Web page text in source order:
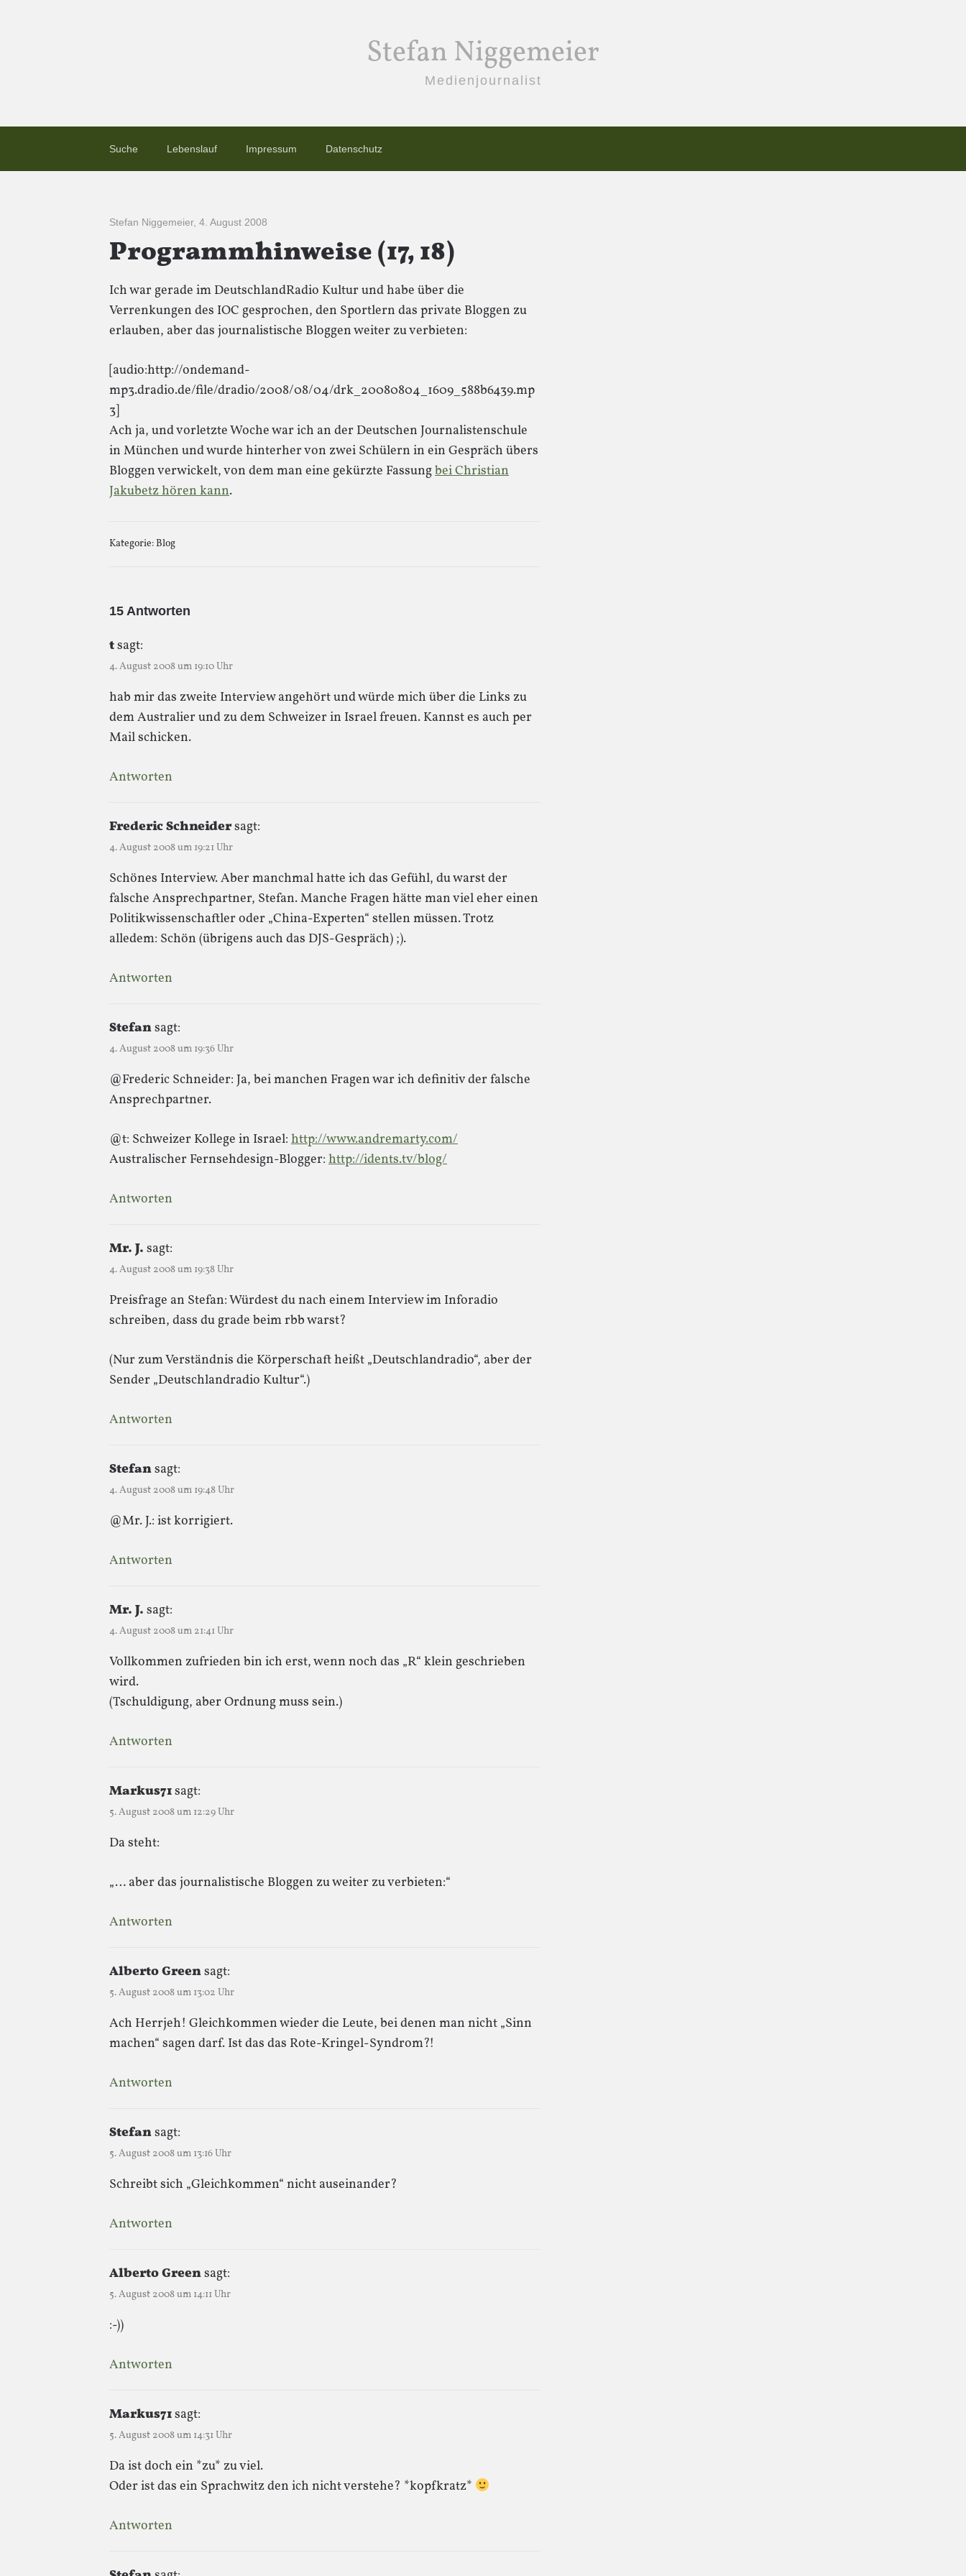
Stefan Niggemeier
Medienjournalist
Suche Lebenslauf Impressum Datenschutz
Stefan Niggemeier, 4. August 2008
Programmhinweise (17, 18)
Ich war gerade im DeutschlandRadio Kultur und habe über die
Verrenkungen des IOC gesprochen, den Sportlern das private Bloggen zu
erlauben, aber das journalistische Bloggen weiter zu verbieten:
[audio:http://ondemand-
mp3.dradio.de/file/dradio/2008/08/04/drk_20080804_1609_588b6439.mp
3]
Ach ja, und vorletzte Woche war ich an der Deutschen Journalistenschule
in München und wurde hinterher von zwei Schülern in ein Gespräch übers
Bloggen verwickelt, von dem man eine gekürzte Fassungbei Christian
Jakubetz hören kann.
Kategorie:Blog
15 Antworten
tsagt:
4. August 2008 um 19:10 Uhr
hab mir das zweite Interview angehört und würde mich über die Links zu
dem Australier und zu dem Schweizer in Israel freuen. Kannst es auch per
Mail schicken.
Antworten
Frederic Schneidersagt:
4. August 2008 um 19:21 Uhr
Schönes Interview. Aber manchmal hatte ich das Gefühl, du warst der
falsche Ansprechpartner, Stefan. Manche Fragen hätte man viel eher einen
Politikwissenschaftler oder „China-Experten“ stellen müssen. Trotz
alledem: Schön (übrigens auch das DJS-Gespräch) ;).
Antworten
Stefansagt:
4. August 2008 um 19:36 Uhr
@Frederic Schneider: Ja, bei manchen Fragen war ich definitiv der falsche
Ansprechpartner.
@t: Schweizer Kollege in Israel: http://www.andremarty.com/
Australischer Fernsehdesign-Blogger: http://idents.tv/blog/
Antworten
Mr. J. sagt:
4. August 2008 um 19:38 Uhr
Preisfrage an Stefan: Würdest du nach einem Interview im Inforadio
schreiben, dass du grade beim rbb warst?
(Nur zum Verständnis die Körperschaft heißt „Deutschlandradio“, aber der
Sender „Deutschlandradio Kultur“.)
Antworten
Stefansagt:
4. August 2008 um 19:48 Uhr
@Mr. J.: ist korrigiert.
Antworten
Mr. J. sagt:
4. August 2008 um 21:41 Uhr
Vollkommen zufrieden bin ich erst, wenn noch das „R“ klein geschrieben
wird.
(Tschuldigung, aber Ordnung muss sein.)
Antworten
Markus71sagt:
5. August 2008 um 12:29 Uhr
Da steht:
„… aber das journalistische Bloggen zu weiter zu verbieten:“
Antworten
Alberto Greensagt:
5. August 2008 um 13:02 Uhr
Ach Herrjeh! Gleichkommen wieder die Leute, bei denen man nicht „Sinn
machen“ sagen darf. Ist das das Rote-Kringel-Syndrom?!
Antworten
Stefansagt:
5. August 2008 um 13:16 Uhr
Schreibt sich „Gleichkommen“ nicht auseinander?
Antworten
Alberto Greensagt:
5. August 2008 um 14:11 Uhr
:-))
Antworten
Markus71sagt:
5. August 2008 um 14:31 Uhr
Da ist doch ein *zu* zu viel.
Oder ist das ein Sprachwitz den ich nicht verstehe? *kopfkratz*
Antworten